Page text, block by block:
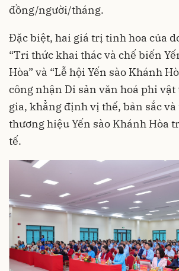
đồng/người/tháng.
Đặc biệt, hai giá trị tinh hoa của
“Tri thức khai thác và chế biến
Hòa” và “Lễ hội Yến sào Khánh
công nhận Di sản văn hoá phi vật
gia, khẳng định vị thế, bản sắc và
thương hiệu Yến sào Khánh Hòa
tế.